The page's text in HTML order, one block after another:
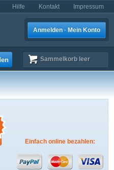
Hilfe Kontakt Impressum
Anmelden · Mein Konto
Sammelkorb leer
Einfach online bezahlen: